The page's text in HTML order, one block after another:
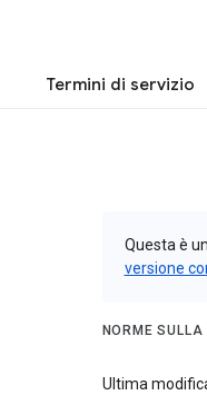
Termini di servizio
Questa è
versione
NORME
Ultima